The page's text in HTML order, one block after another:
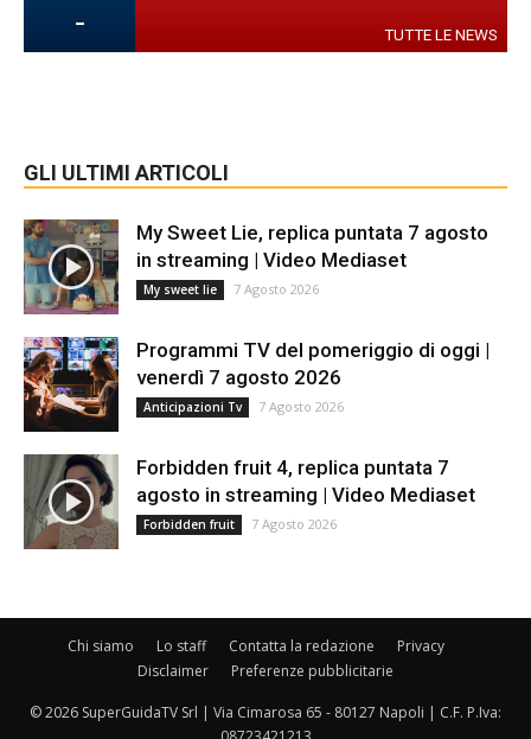
- TUTTE LE NEWS
GLI ULTIMI ARTICOLI
My Sweet Lie, replica puntata 7 agosto
in streaming | Video Mediaset
My sweet lie 7 Agosto 2026
Programmi TV del pomeriggio di oggi |
venerdì 7 agosto 2026
Anticipazioni Tv 7 Agosto 2026
Forbidden fruit 4, replica puntata 7
agosto in streaming | Video Mediaset
Forbidden fruit 7 Agosto 2026
Chi siamo Lo staff Contatta la redazione
Privacy
Disclaimer
Preferenze pubblicitarie
© 2026 SuperGuidaTV Srl | Via Cimarosa 65 - 80127 Napoli | C.F. P.Iva: